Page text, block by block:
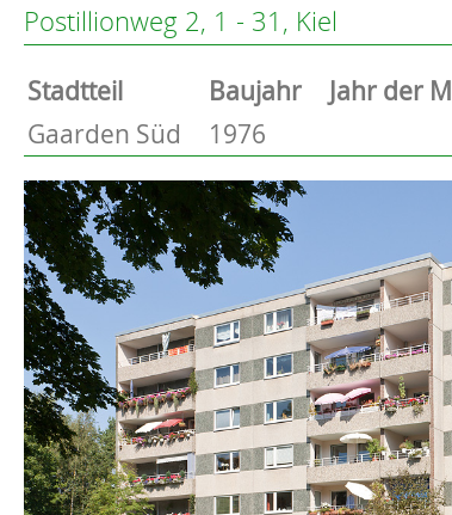
Heikendorf
Kronshagen
Kiel
Schwentinental
Preetz
Heide
Bordesholm
Elmshorn
Postillionweg 2, 1 - 31, Kiel
Stammdaten
Basisdaten zur Immobilie
Stadtteil Baujahr Jahr der
Gaarden Süd
1976
Beschreibung